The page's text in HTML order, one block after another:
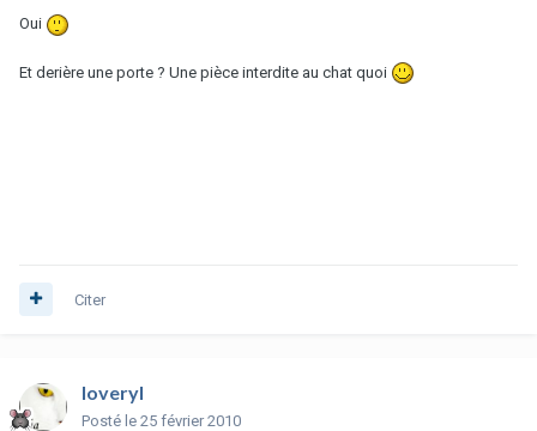
Oui
Et derière une porte ? Une pièce interdite au chat quoi
Citer
loveryl
Posté le 25 février 2010